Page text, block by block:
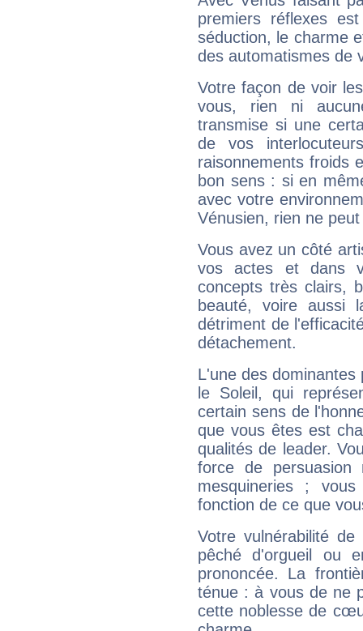
premiers réflexes
séduction, le charme
des automatismes de
Votre façon de voir
vous, rien ni
transmise si une
de vos
raisonnements froids
bon sens : si en
avec votre
Vénusien, rien ne
Vous avez un côté
vos actes et dans
concepts très clairs,
beauté, voire aussi
détriment de
détachement.
L'une des
le Soleil, qui
certain sens de
que vous êtes est
qualités de leader.
force de
mesquineries ;
fonction de ce que
Votre vulnérabilité
pêché d'orgueil ou
prononcée. La
ténue : à vous de ne
cette noblesse de